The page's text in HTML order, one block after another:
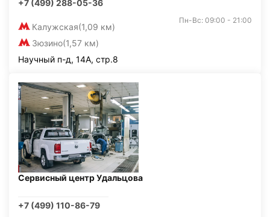
+7 (499) 288-05-36
Калужская(1,09 км)
Зюзино(1,57 км)
Пн-Вс: 09:00 - 21:00
Научный п-д, 14А, стр.8
Сервисный центр Удальцова
+7 (499) 110-86-79